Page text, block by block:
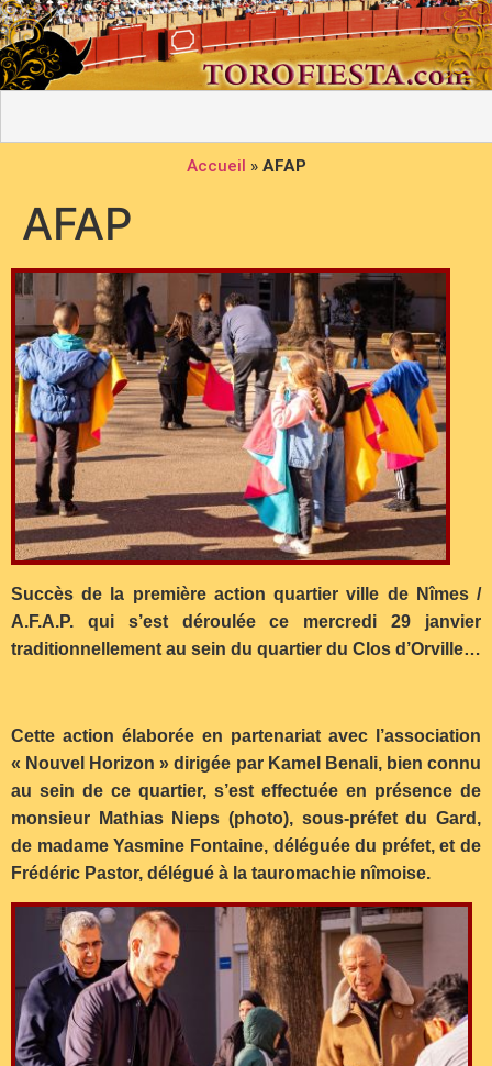
Accueil » AFAP
AFAP
Succès de la première action quartier ville de Nîmes /
A.F.A.P. qui s’est déroulée ce mercredi 29 janvier
traditionnellement au sein du quartier du Clos d’Orville…
Cette action élaborée en partenariat avec l’association
« Nouvel Horizon » dirigée par Kamel Benali, bien connu
au sein de ce quartier, s’est effectuée en présence de
monsieur Mathias Nieps (photo), sous-préfet du Gard,
de madame Yasmine Fontaine, déléguée du préfet, et de
Frédéric Pastor, délégué à la tauromachie nîmoise.